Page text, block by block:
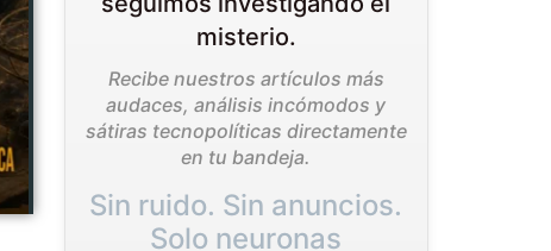
misterio.
Recibe nuestros artículos más
audaces, análisis incómodos y
sátiras tecnopolíticas directamente
en tu bandeja.
Sin ruido. Sin anuncios.
Solo neuronas